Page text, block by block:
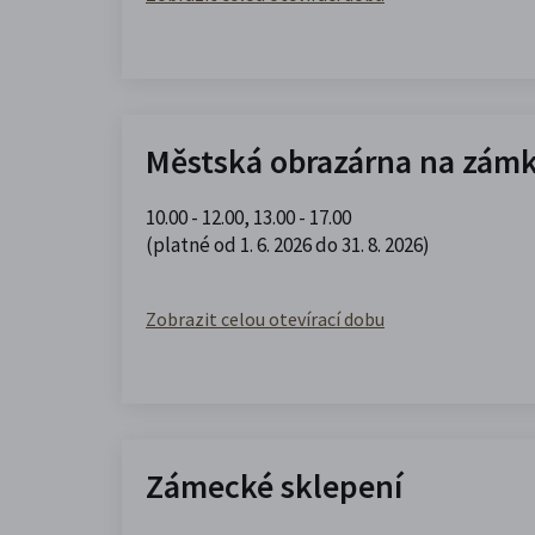
Městská obrazárna na
10.00 - 12.00, 13.00 - 17.00
(platné od 1. 6. 2026 do 31. 8. 2026)
Zobrazit celou otevírací dobu
Zámecké sklepení